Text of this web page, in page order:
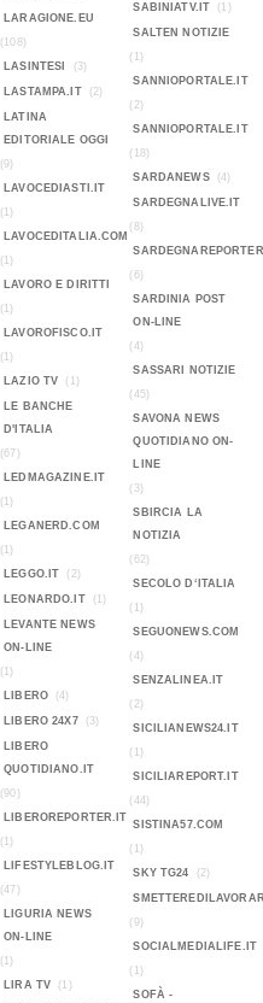
LARAGIONE.EU
(108)
LASINTESI
(3)
LASTAMPA.IT (2)
LATINA
EDITORIALE OGGI
(9)
LAVOCEDIASTI.IT
(1)
LAVOCEDITALIA.COM
(1)
LAVORO E DIRITTI
(1)
LAVOROFISCO.IT
(1)
LAZIO TV
(1)
LE BANCHE
D'ITALIA
(67)
LEDMAGAZINE.IT
(1)
LEGANERD.COM
(1)
LEGGO.IT
(2)
LEONARDO.IT (1)
LEVANTE NEWS
ON-LINE
(1)
LIBERO
(4)
LIBERO 24X7 (3)
LIBERO
QUOTIDIANO.IT
(90)
LIBEROREPORTER.IT
(1)
LIFESTYLEBLOG.IT
(47)
LIGURIA NEWS
ON-LINE
(1)
LIRA TV
(1)
SABINIATV.IT (1)
SALTEN NOTIZIE
(1)
SANNIOPORTALE.IT
(2)
SANNIOPORTALE.IT
(18)
SARDANEWS
(4)
SARDEGNALIVE.IT
(8)
(6)
SARDINIA POST
ON-LINE
(4)
SASSARI NOTIZIE
(45)
SAVONA NEWS
QUOTIDIANO ON-
LINE
(3)
SBIRCIA LA
NOTIZIA
(62)
SECOLO D‘ITALIA
(1)
SEGUONEWS.COM
(4)
SENZALINEA.IT
(2)
SICILIANEWS24.IT
(1)
SICILIAREPORT.IT
(44)
SISTINA57.COM
(1)
SKY TG24
(2)
(9)
SOCIALMEDIALIFE.IT
(1)
SOFÀ -